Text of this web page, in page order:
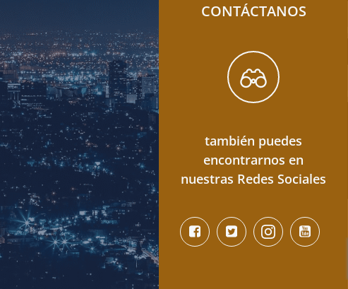
CONTÁCTANOS
también puedes
encontrarnos en
nuestras Redes Sociales